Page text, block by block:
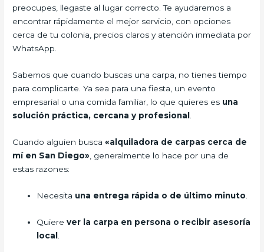
preocupes, llegaste al lugar correcto. Te ayudaremos a
encontrar rápidamente el mejor servicio, con opciones
cerca de tu colonia, precios claros y atención inmediata por
WhatsApp.
Sabemos que cuando buscas una carpa, no tienes tiempo
para complicarte. Ya sea para una fiesta, un evento
empresarial o una comida familiar, lo que quieres es una
solución práctica, cercana y profesional
Cuando alguien busca«alquiladora de carpas cerca de
mí en San Diego» , generalmente lo hace por una de
estas razones:
Necesita una entrega rápida o de último minuto
Quierever la carpa en persona o recibir asesoría
local